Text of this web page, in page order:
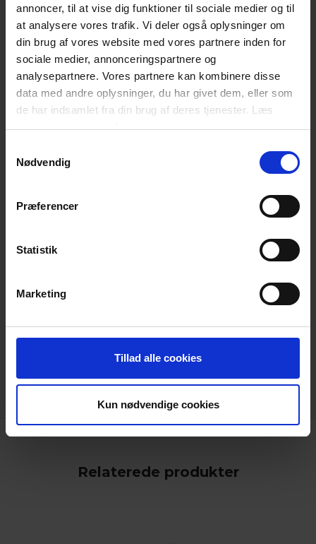
annoncer, til at vise dig funktioner til sociale medier og til
at analysere vores trafik. Vi deler også oplysninger om
din brug af vores website med vores partnere inden for
sociale medier, annonceringspartnere og
analysepartnere. Vores partnere kan kombinere disse
data med andre oplysninger, du har givet dem, eller som
de har indsamlet fra din brug af deres tjenester. Læs
mere omvores cookies
Nødvendig
Præferencer
Statistik
Marketing
Tillad alle cookies
Kun nødvendige cookies
Produkt type Dragt & overtræk tilbehør
Relaterede produkter